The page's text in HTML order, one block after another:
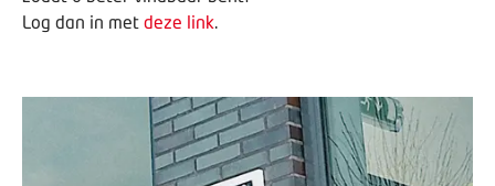
Log dan in met deze link.